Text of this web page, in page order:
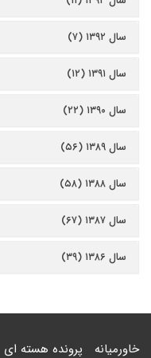
سال ۱۳۹۲ (۷)
سال ۱۳۹۱ (۱۲)
سال ۱۳۹۰ (۲۲)
سال ۱۳۸۹ (۵۶)
سال ۱۳۸۸ (۵۸)
سال ۱۳۸۷ (۶۷)
سال ۱۳۸۶ (۳۹)
خاورمیانه پرونده هسته ای